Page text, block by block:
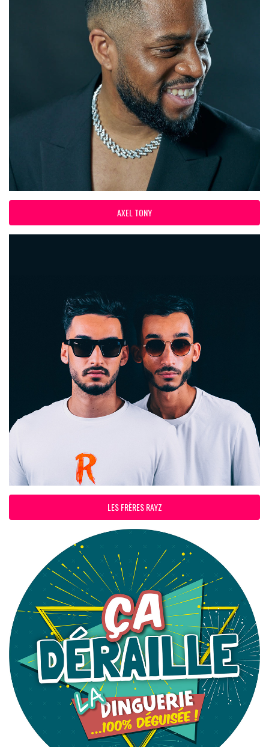
AXEL TONY
LES FRÈRES RAYZ